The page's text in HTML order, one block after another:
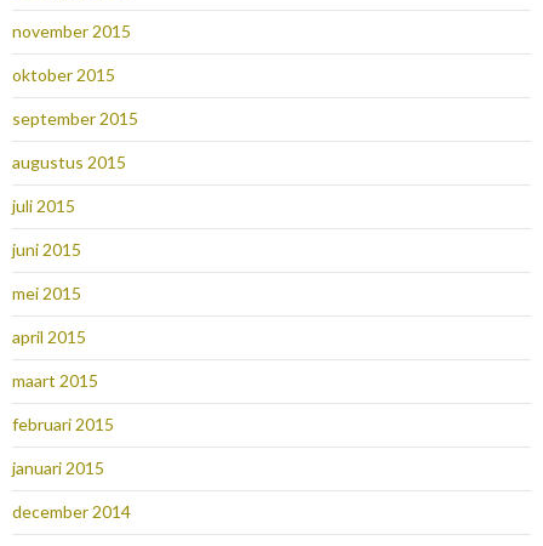
november 2015
oktober 2015
september 2015
augustus 2015
juli 2015
juni 2015
mei 2015
april 2015
maart 2015
februari 2015
januari 2015
december 2014